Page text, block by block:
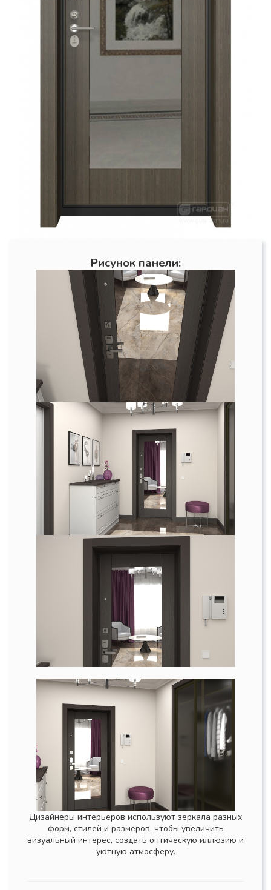
Рисунок панели:
Дизайнеры интерьеров используют зеркала разных
форм, стилей и размеров, чтобы увеличить
визуальный интерес, создать оптическую иллюзию и
уютную атмосферу.